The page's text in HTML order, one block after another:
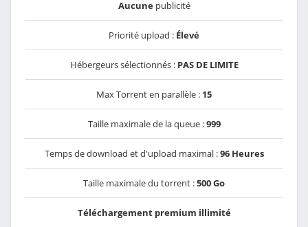
Aucunepublicité
Priorité upload : Élevé
Hébergeurs sélectionnés : PAS DE LIMITE
Max Torrent en parallèle : 15
Taille maximale de la queue :999
Temps de download et d'upload maximal :96 Heures
Taille maximale du torrent :500 Go
Téléchargement premium illimité